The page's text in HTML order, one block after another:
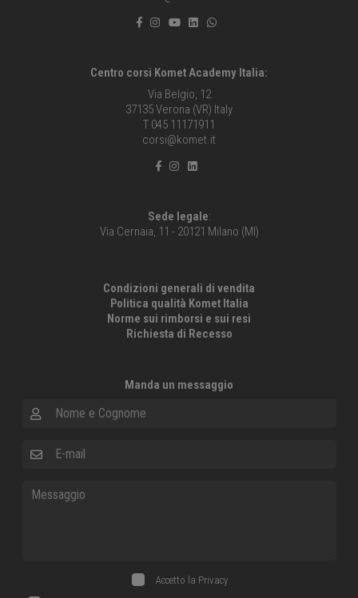
Centro corsi Komet Academy Italia:
Via Belgio, 12
37135 Verona (VR) Italy
T 045 11171911
corsi@komet.it
Sede legale:
Via Cernaia, 11 - 20121 Milano (MI)
Condizioni generali di vendita
Politica qualità Komet Italia
Norme sui rimborsi e sui resi
Richiesta di Recesso
Manda un messaggio
Accetto la Privacy